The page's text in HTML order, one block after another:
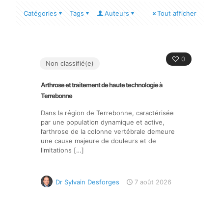
Catégories Tags Auteurs Tout afficher
0
Non classifié(e)
Arthrose et traitement de haute technologie à
Terrebonne
Dans la région de Terrebonne, caractérisée
par une population dynamique et active,
l’arthrose de la colonne vertébrale demeure
une cause majeure de douleurs et de
limitations […]
Dr Sylvain Desforges 7 août 2026